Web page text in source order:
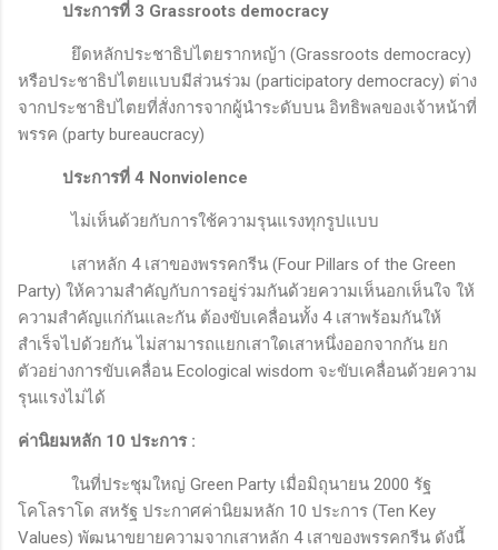
ประการที่ 3 Grassroots democracy
ยึดหลักประชาธิปไตยรากหญ้า (Grassroots democracy)
หรือประชาธิปไตยแบบมีส่วนร่วม (participatory democracy) ต่าง
จากประชาธิปไตยที่สั่งการจากผู้นำระดับบน อิทธิพลของเจ้าหน้าที่
พรรค (party bureaucracy)
ประการที่ 4 Nonviolence
ไม่เห็นด้วยกับการใช้ความรุนแรงทุกรูปแบบ
เสาหลัก 4 เสาของพรรคกรีน (Four Pillars of the Green
Party) ให้ความสำคัญกับการอยู่ร่วมกันด้วยความเห็นอกเห็นใจ ให้
ความสำคัญแก่กันและกัน ต้องขับเคลื่อนทั้ง 4 เสาพร้อมกันให้
สำเร็จไปด้วยกัน ไม่สามารถแยกเสาใดเสาหนึ่งออกจากกัน ยก
ตัวอย่างการขับเคลื่อน Ecological wisdom จะขับเคลื่อนด้วยความ
รุนแรงไม่ได้
ค่านิยมหลัก 10 ประการ :
ในที่ประชุมใหญ่ Green Party เมื่อมิถุนายน 2000 รัฐ
โคโลราโด สหรัฐ ประกาศค่านิยมหลัก 10 ประการ (Ten Key
Values) พัฒนาขยายความจากเสาหลัก 4 เสาของพรรคกรีน ดังนี้